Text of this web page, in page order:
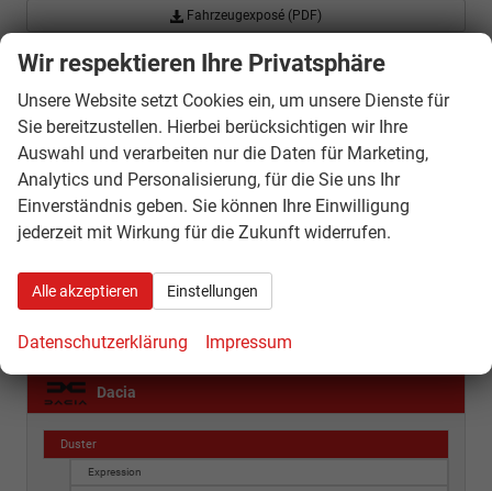
Fahrzeugexposé (PDF)
Fahrzeug parken
Fahrzeugnr.
Geparkte Fahrzeuge (0)
Audi
CFMOTO
Citroën
Cupra
Dacia
Duster
Expression
Wir respektieren Ihre Privatsphäre
Unsere Website setzt Cookies ein, um unsere Dienste für
Sie bereitzustellen. Hierbei berücksichtigen wir Ihre
Auswahl und verarbeiten nur die Daten für Marketing,
Analytics und Personalisierung, für die Sie uns Ihr
Einverständnis geben. Sie können Ihre Einwilligung
jederzeit mit Wirkung für die Zukunft widerrufen.
Alle akzeptieren Einstellungen
Datenschutzerklärung Impressum